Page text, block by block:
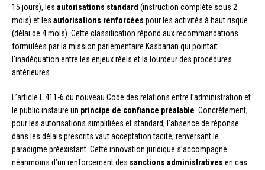
15 jours), les autorisations standard (instruction complète sous 2
mois) et les autorisations renforcées pour les activités à haut risque
(délai de 4 mois). Cette classification répond aux recommandations
formulées par la mission parlementaire Kasbarian qui pointait
l’inadéquation entre les enjeux réels et la lourdeur des procédures
antérieures.
L’article L.411-6 du nouveau Code des relations entre l’administration et
le public instaure un principe de confiance préalable. Concrètement,
pour les autorisations simplifiées et standard, l’absence de réponse
dans les délais prescrits vaut acceptation tacite, renversant le
paradigme préexistant. Cette innovation juridique s’accompagne
néanmoins d’un renforcement des sanctions administratives en cas